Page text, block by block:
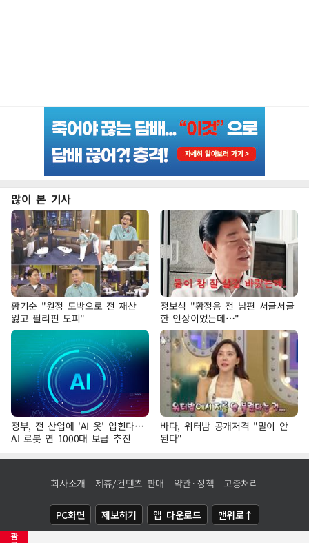
광
많이 본 기사
황기순 "원정 도박으로 전 재산
잃고 필리핀 도피"
정보석 "황정음 전 남편 서글서글
한 인상이었는데…"
정부, 전 산업에 'AI 옷' 입힌다…
AI 로봇 연 1000대 보급 추진
바다, 워터밤 공개저격 "말이 안
된다"
회사소개 제휴/컨텐츠 판매 약관·정책 고충처리
PC화면 제보하기 앱 다운로드 맨위로↑